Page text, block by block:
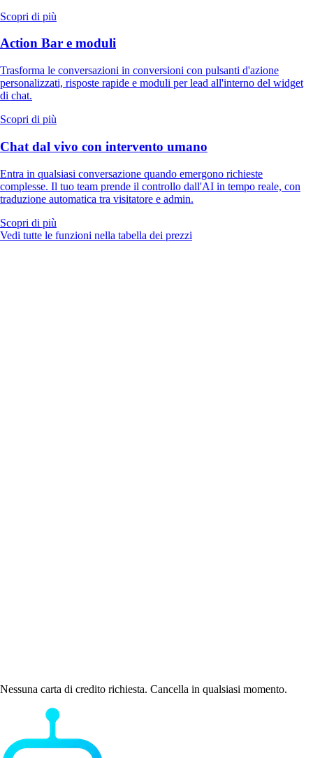
Scopri di più
Action Bar e moduli
Trasforma le conversazioni in conversioni con pulsanti d'azione
personalizzati, risposte rapide e moduli per lead all'interno del widget
di chat.
Scopri di più
Chat dal vivo con intervento umano
Entra in qualsiasi conversazione quando emergono richieste
complesse. Il tuo team prende il controllo dall'AI in tempo reale, con
traduzione automatica tra visitatore e admin.
Scopri di più
Vedi tutte le funzioni nella tabella dei prezzi
Nessuna carta di credito richiesta. Cancella in qualsiasi momento.